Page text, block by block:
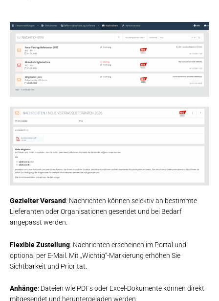
Gezielter Versand: Nachrichten können selektiv an bestimmte
Lieferanten oder Organisationen gesendet und bei Bedarf
angepasst werden.
Flexible Zustellung: Nachrichten erscheinen im Portal und
optional per E-Mail. Mit „Wichtig“-Markierung erhöhen Sie
Sichtbarkeit und Priorität.
Anhänge: Dateien wie PDFs oder Excel-Dokumente können direkt
mitgesendet und heruntergeladen werden.